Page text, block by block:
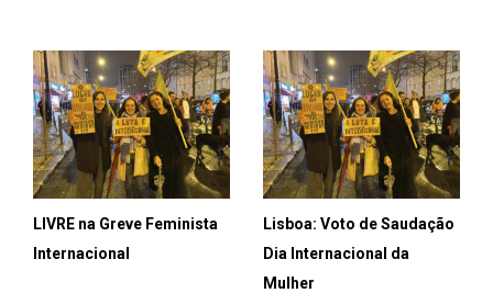
LIVRE na Greve Feminista
Internacional
Lisboa: Voto de Saudação
Dia Internacional da
Mulher